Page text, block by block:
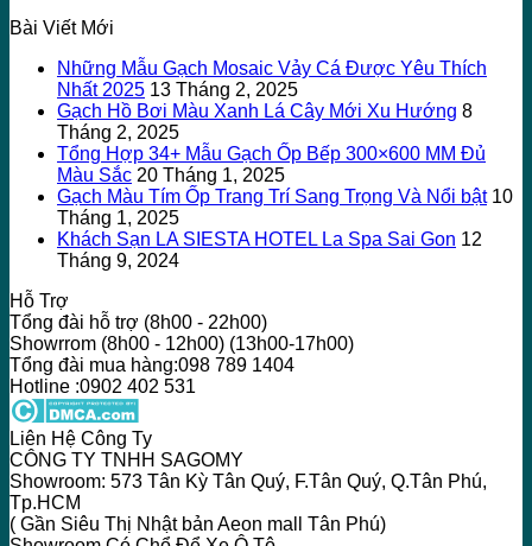
Bài Viết Mới
Những Mẫu Gạch Mosaic Vảy Cá Được Yêu Thích
Nhất 2025 13 Tháng 2, 2025
Gạch Hồ Bơi Màu Xanh Lá Cây Mới Xu Hướng 8
Tháng 2, 2025
Tổng Hợp 34+ Mẫu Gạch Ốp Bếp 300×600 MM Đủ
Màu Sắc 20 Tháng 1, 2025
Gạch Màu Tím Ốp Trang Trí Sang Trọng Và Nổi bật 10
Tháng 1, 2025
Khách Sạn LA SIESTA HOTEL La Spa Sai Gon 12
Tháng 9, 2024
Hỗ Trợ
Tổng đài hỗ trợ (8h00 - 22h00)
Showrrom (8h00 - 12h00) (13h00-17h00)
Tổng đài mua hàng:098 789 1404
Hotline :0902 402 531
Liên Hệ Công Ty
CÔNG TY TNHH SAGOMY
Showroom: 573 Tân Kỳ Tân Quý, F.Tân Quý, Q.Tân Phú,
Tp.HCM
( Gần Siêu Thị Nhật bản Aeon mall Tân Phú)